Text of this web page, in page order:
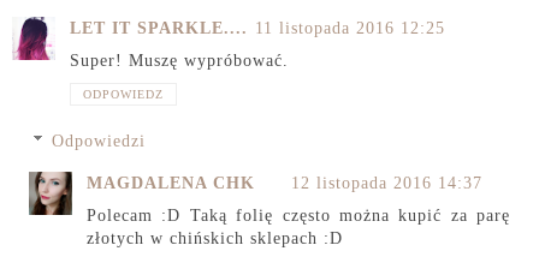
LET IT SPARKLE.... 11 listopada 2016 12:25
Super! Muszę wypróbować.
ODPOWIEDZ
Odpowiedzi
MAGDALENA CHK
12 listopada 2016 14:37
Polecam :D Taką folię często można kupić za parę
złotych w chińskich sklepach :D